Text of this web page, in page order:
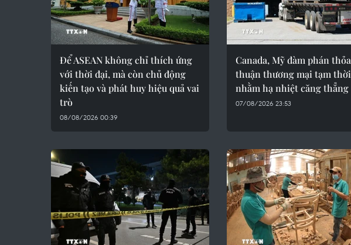
Để ASEAN không chỉ thích ứng
với thời đại, mà còn chủ động
kiến tạo và phát huy hiệu quả vai
trò
08/08/2026 00:39
Canada, Mỹ đàm phán thỏa
thuận thương mại tạm thời
nhằm hạ nhiệt căng thẳng
07/08/2026 23:53